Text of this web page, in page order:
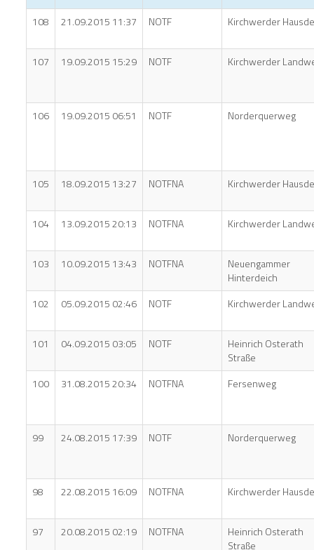
108 21.09.2015 11:37 NOTF Kirchwerder
107 19.09.2015 15:29 NOTF Kirchwerder
106 19.09.2015 06:51 NOTF Norderquerweg
105 18.09.2015 13:27 NOTFNA Kirchwerder
104 13.09.2015 20:13 NOTFNA Kirchwerder
103 10.09.2015 13:43 NOTFNA
Neuengammer
Hinterdeich
102
05.09.2015 02:46 NOTF Kirchwerder
101 04.09.2015 03:05 NOTF
Heinrich Osterath
Straße
100
31.08.2015 20:34 NOTFNA Fersenweg
99 24.08.2015 17:39 NOTF Norderquerweg
98 22.08.2015 16:09 NOTFNA Kirchwerder
97 20.08.2015 02:19 NOTFNA
Heinrich Osterath
Straße